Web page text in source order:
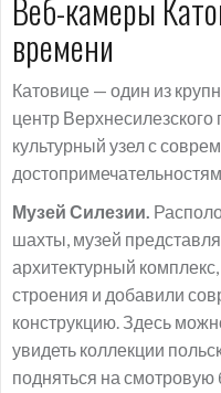
Веб-камеры
времени
Катовице — один из
центр
культурный узел с
Музей Силезии.
шахты, музей
архитектурный
строения и добавили
конструкцию. Здесь
увидеть коллекции
подняться на